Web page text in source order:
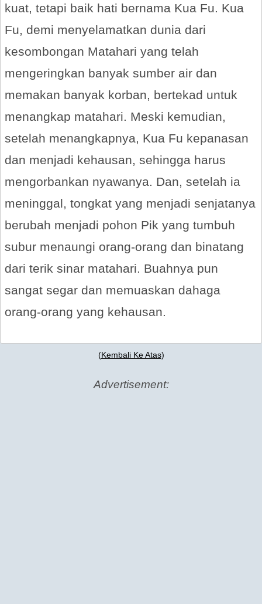
kuat, tetapi baik hati bernama Kua Fu. Kua
Fu, demi menyelamatkan dunia dari
kesombongan Matahari yang telah
mengeringkan banyak sumber air dan
memakan banyak korban, bertekad untuk
menangkap matahari. Meski kemudian,
setelah menangkapnya, Kua Fu kepanasan
dan menjadi kehausan, sehingga harus
mengorbankan nyawanya. Dan, setelah ia
meninggal, tongkat yang menjadi senjatanya
berubah menjadi pohon Pik yang tumbuh
subur menaungi orang-orang dan binatang
dari terik sinar matahari. Buahnya pun
sangat segar dan memuaskan dahaga
orang-orang yang kehausan.
(Kembali Ke Atas)
Advertisement: